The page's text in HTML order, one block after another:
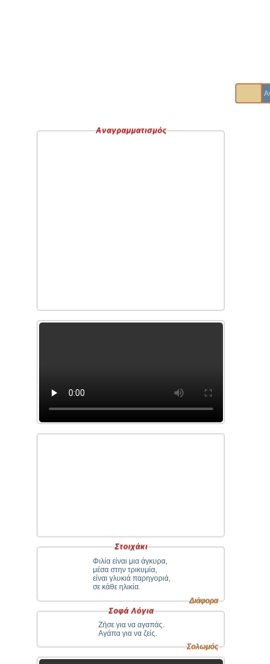
Αναγραμματισμός
Στοιχάκι
Διάφορα
Φιλία είναι μια άγκυρα,
μέσα στην τρικυμία,
είναι γλυκιά παρηγοριά,
σε κάθε ηλικία.
Σοφά Λόγια
Σολωμός
Ζήσε για να αγαπάς.
Αγάπα για να ζείς.